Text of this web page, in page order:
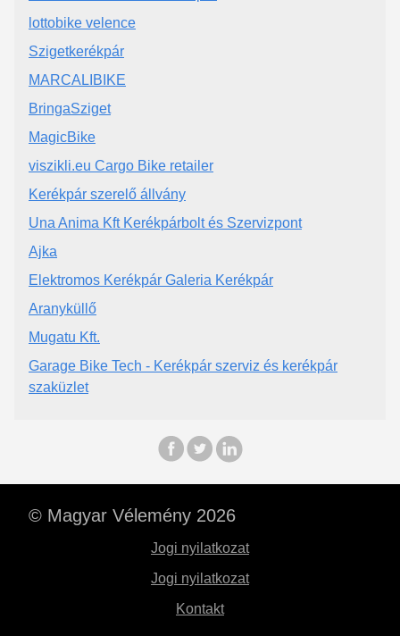
lottobike velence
Szigetkerékpár
MARCALIBIKE
BringaSziget
MagicBike
viszikli.eu Cargo Bike retailer
Kerékpár szerelő állvány
Una Anima Kft Kerékpárbolt és Szervizpont
Ajka
Elektromos Kerékpár Galeria Kerékpár
Aranyküllő
Mugatu Kft.
Garage Bike Tech - Kerékpár szerviz és kerékpár
szaküzlet
© Magyar Vélemény 2026
Jogi nyilatkozat
Jogi nyilatkozat
Kontakt